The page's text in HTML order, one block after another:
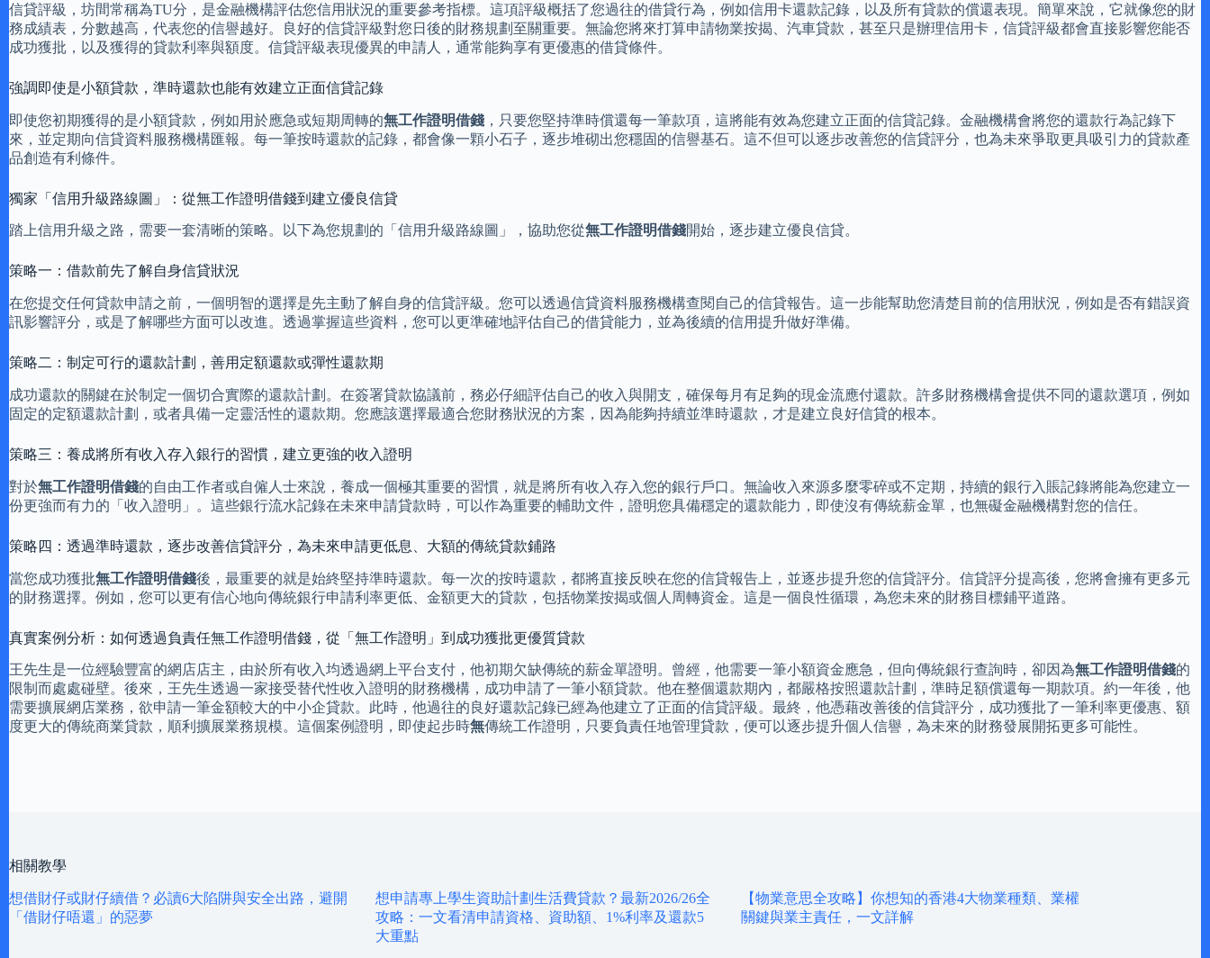
信貸評級，坊間常稱為TU分，是金融機構評估您信用狀況的重要參考指標。這項評級概括了您過往的借貸行為，例如信用卡還款記錄，以及所有貸款的償還表現。簡單來說，它就像您的財
務成績表，分數越高，代表您的信譽越好。良好的信貸評級對您日後的財務規劃至關重要。無論您將來打算申請物業按揭、汽車貸款，甚至只是辦理信用卡，信貸評級都會直接影響您能否
成功獲批，以及獲得的貸款利率與額度。信貸評級表現優異的申請人，通常能夠享有更優惠的借貸條件。
強調即使是小額貸款，準時還款也能有效建立正面信貸記錄
即使您初期獲得的是小額貸款，例如用於應急或短期周轉的無工作證明借錢 ，只要您堅持準時償還每一筆款項，這將能有效為您建立正面的信貸記錄。金融機構會將您的還款行為記錄下
來，並定期向信貸資料服務機構匯報。每一筆按時還款的記錄，都會像一顆小石子，逐步堆砌出您穩固的信譽基石。這不但可以逐步改善您的信貸評分，也為未來爭取更具吸引力的貸款產
品創造有利條件。
獨家「信用升級路線圖」：從無工作證明借錢到建立優良信貸
踏上信用升級之路，需要一套清晰的策略。以下為您規劃的「信用升級路線圖」，協助您從無工作證明借錢開始，逐步建立優良信貸。
策略一：借款前先了解自身信貸狀況
在您提交任何貸款申請之前，一個明智的選擇是先主動了解自身的信貸評級。您可以透過信貸資料服務機構查閱自己的信貸報告。這一步能幫助您清楚目前的信用狀況，例如是否有錯誤資
訊影響評分，或是了解哪些方面可以改進。透過掌握這些資料，您可以更準確地評估自己的借貸能力，並為後續的信用提升做好準備。
策略二：制定可行的還款計劃，善用定額還款或彈性還款期
成功還款的關鍵在於制定一個切合實際的還款計劃。在簽署貸款協議前，務必仔細評估自己的收入與開支，確保每月有足夠的現金流應付還款。許多財務機構會提供不同的還款選項，例如
固定的定額還款計劃，或者具備一定靈活性的還款期。您應該選擇最適合您財務狀況的方案，因為能夠持續並準時還款，才是建立良好信貸的根本。
策略三：養成將所有收入存入銀行的習慣，建立更強的收入證明
對於無工作證明借錢的自由工作者或自僱人士來說，養成一個極其重要的習慣，就是將所有收入存入您的銀行戶口。無論收入來源多麼零碎或不定期，持續的銀行入賬記錄將能為您建立一
份更強而有力的「收入證明」。這些銀行流水記錄在未來申請貸款時，可以作為重要的輔助文件，證明您具備穩定的還款能力，即使沒有傳統薪金單，也無礙金融機構對您的信任。
策略四：透過準時還款，逐步改善信貸評分，為未來申請更低息、大額的傳統貸款鋪路
當您成功獲批無工作證明借錢後，最重要的就是始終堅持準時還款。每一次的按時還款，都將直接反映在您的信貸報告上，並逐步提升您的信貸評分。信貸評分提高後，您將會擁有更多元
的財務選擇。例如，您可以更有信心地向傳統銀行申請利率更低、金額更大的貸款，包括物業按揭或個人周轉資金。這是一個良性循環，為您未來的財務目標鋪平道路。
真實案例分析：如何透過負責任無工作證明借錢，從「無工作證明」到成功獲批更優質貸款
王先生是一位經驗豐富的網店店主，由於所有收入均透過網上平台支付，他初期欠缺傳統的薪金單證明。曾經，他需要一筆小額資金應急，但向傳統銀行查詢時，卻因為無工作證明借錢的
限制而處處碰壁。後來，王先生透過一家接受替代性收入證明的財務機構，成功申請了一筆小額貸款。他在整個還款期內，都嚴格按照還款計劃，準時足額償還每一期款項。約一年後，他
需要擴展網店業務，欲申請一筆金額較大的中小企貸款。此時，他過往的良好還款記錄已經為他建立了正面的信貸評級。最終，他憑藉改善後的信貸評分，成功獲批了一筆利率更優惠、額
度更大的傳統商業貸款，順利擴展業務規模。這個案例證明，即使起步時無傳統工作證明，只要負責任地管理貸款，便可以逐步提升個人信譽，為未來的財務發展開拓更多可能性。
相關教學
想借財仔或財仔續借？必讀6大陷阱與安全出路，避開
「借財仔唔還」的惡夢
想申請專上學生資助計劃生活費貸款？最新2026/26全
攻略：一文看清申請資格、資助額、1%利率及還款5
大重點
【物業意思全攻略】你想知的香港4大物業種類、業權
關鍵與業主責任，一文詳解